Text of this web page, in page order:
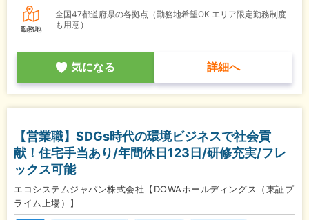
勤務地
全国47都道府県の各拠点（勤務地希望OK エリア限定勤務制度
も用意）
気になる 詳細へ
【営業職】SDGs時代の環境ビジネスで社会貢
献！住宅手当あり/年間休日123日/研修充実/フレ
ックス可能
エコシステムジャパン株式会社【DOWAホールディングス（東証プ
ライム上場）】